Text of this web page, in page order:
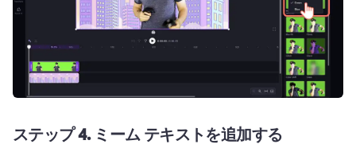
ステップ 4. ミーム テキストを追加する